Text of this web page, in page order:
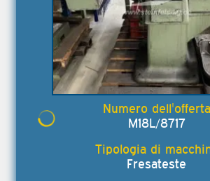
M18L/8717
Fresateste